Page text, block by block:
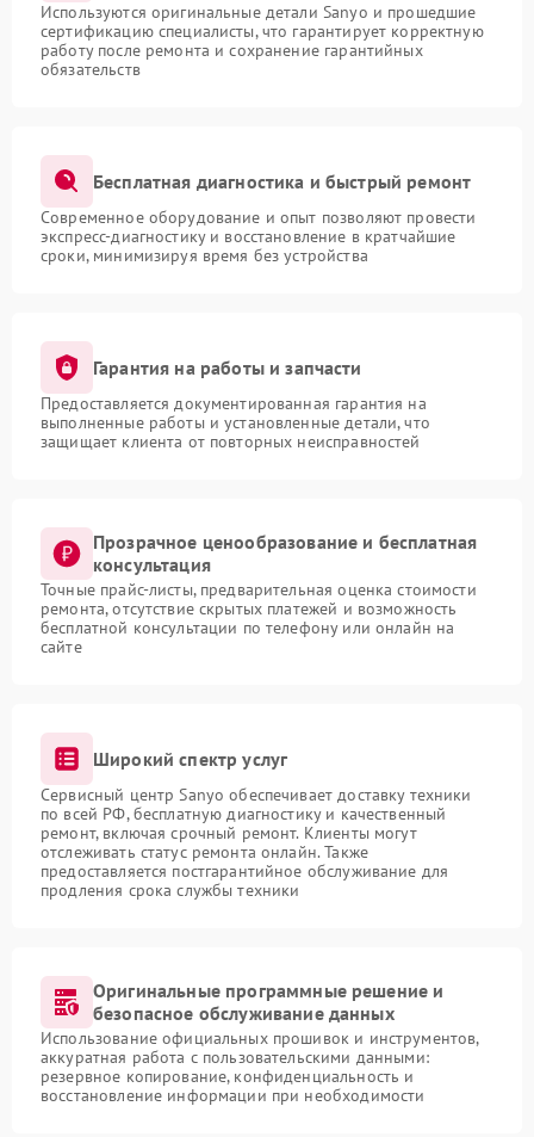
Используются оригинальные детали Sanyo и прошедшие
сертификацию специалисты, что гарантирует корректную
работу после ремонта и сохранение гарантийных
обязательств
Бесплатная диагностика и быстрый ремонт
Современное оборудование и опыт позволяют провести
экспресс-диагностику и восстановление в кратчайшие
сроки, минимизируя время без устройства
Гарантия на работы и запчасти
Предоставляется документированная гарантия на
выполненные работы и установленные детали, что
защищает клиента от повторных неисправностей
Прозрачное ценообразование и бесплатная
консультация
Точные прайс-листы, предварительная оценка стоимости
ремонта, отсутствие скрытых платежей и возможность
бесплатной консультации по телефону или онлайн на
сайте
Широкий спектр услуг
Сервисный центр Sanyo обеспечивает доставку техники
по всей РФ, бесплатную диагностику и качественный
ремонт, включая срочный ремонт. Клиенты могут
отслеживать статус ремонта онлайн. Также
предоставляется постгарантийное обслуживание для
продления срока службы техники
Оригинальные программные решение и
безопасное обслуживание данных
Использование официальных прошивок и инструментов,
аккуратная работа с пользовательскими данными:
резервное копирование, конфиденциальность и
восстановление информации при необходимости